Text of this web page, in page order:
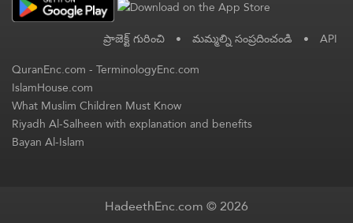
ప్రాజెక్ట్ గురించి • మమ్మల్ని సంప్రదించండి • API
QuranEnc.com-TerminologyEnc.com
IslamHouse.com
What Muslim Children Must Know
Riyadh Al-Salheen with explanation and benefits
Bayan Al-Islam
HadeethEnc.com © 2026